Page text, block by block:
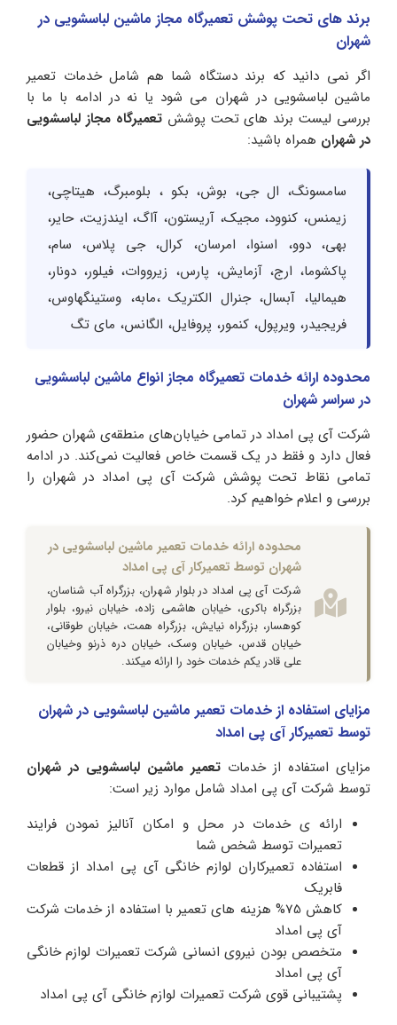
برند های تحت پوشش تعمیرگاه مجاز ماشین لباسشویی در
شهران
اگر نمی دانید که برند دستگاه شما هم شامل خدمات تعمیر
ماشین لباسشویی در شهران می شود یا نه در ادامه با ما با
بررسی لیست برند های تحت پوششتعمیرگاه مجاز لباسشویی
در شهران همراه باشید:
سامسونگ، ال جی، بوش، بکو ، بلومبرگ، هیتاچی،
زیمنس، کنوود، مجیک، آریستون، آاگ، ایندزیت، حایر،
بهی، دوو، اسنوا، امرسان، کرال، جی پلاس، سام،
پاکشوما، ارج، آزمایش، پارس، زیرووات، فیلور، دونار،
هیمالیا، آبسال، جنرال الکتریک ،مابه، وستینگهاوس،
فریجیدر، ویرپول، کنمور، پروفایل، الگانس، مای تگ
محدوده ارائه خدمات تعمیرگاه مجاز انواع ماشین لباسشویی
در سراسر شهران
شرکت آی پی امداد در تمامی خیابان‌های منطقه‌ی شهران حضور
فعال دارد و فقط در یک قسمت خاص فعالیت نمی‌کند. در ادامه
تمامی نقاط تحت پوشش شرکت آی پی امداد در شهران را
بررسی و اعلام خواهیم کرد.
محدوده ارائه خدمات تعمیر ماشین لباسشویی در
شهران توسط تعمیرکار آی پی امداد
شرکت آی پی امداد در بلوار شهران، بزرگراه آب شناسان،
بزرگراه باکری، خیابان هاشمی زاده، خیابان نیرو، بلوار
کوهسار، بزرگراه نیایش، بزرگراه همت، خیابان طوقانی،
خیابان قدس، خیابان وسک، خیابان دره ذرنو وخیابان
علی قادر یکم خدمات خود را ارائه میکند.
مزایای استفاده از خدمات تعمیر ماشین لباسشویی در شهران
توسط تعمیرکار آی پی امداد
مزایای استفاده از خدمات تعمیر ماشین لباسشویی در شهران
توسط شرکت آی پی امداد شامل موارد زیر است:
ارائه ی خدمات در محل و امکان آنالیز نمودن فرایند
تعمیرات توسط شخص شما
استفاده تعمیرکاران لوازم خانگی آی پی امداد از قطعات
فابریک
کاهش 75% هزینه های تعمیر با استفاده از خدمات شرکت
آی پی امداد
متخصص بودن نیروی انسانی شرکت تعمیرات لوازم خانگی
آی پی امداد
پشتیبانی قوی شرکت تعمیرات لوازم خانگی آی پی امداد